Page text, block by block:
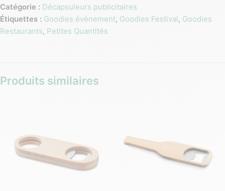
Catégorie : Décapsuleurs publicitaires
Étiquettes : Goodies évènement, Goodies Festival, Goodies
Restaurants, Petites Quantités
Produits similaires